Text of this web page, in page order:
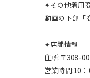
✦その他着用
動画の下部「
✦店舗情報
住所:〒308-
営業時間:10